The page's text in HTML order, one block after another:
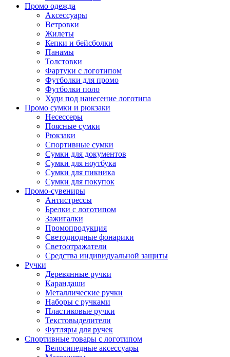
Промо одежда
Аксессуары
Ветровки
Жилеты
Кепки и бейсболки
Панамы
Толстовки
Фартуки с логотипом
Футболки для промо
Футболки поло
Худи под нанесение логотипа
Промо сумки и рюкзаки
Несессеры
Поясные сумки
Рюкзаки
Спортивные сумки
Сумки для документов
Сумки для ноутбука
Сумки для пикника
Сумки для покупок
Промо-сувениры
Антистрессы
Брелки с логотипом
Зажигалки
Промопродукция
Светодиодные фонарики
Светоотражатели
Средства индивидуальной защиты
Ручки
Деревянные ручки
Карандаши
Металлические ручки
Наборы с ручками
Пластиковые ручки
Текстовыделители
Футляры для ручек
Спортивные товары с логотипом
Велосипедные аксессуары